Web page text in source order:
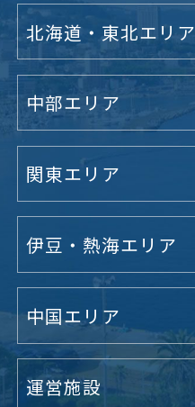
北海道・東北エリア
中部エリア
関東エリア
伊豆・熱海エリア
中国エリア
運営施設